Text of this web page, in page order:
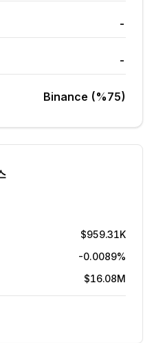
-
-
Binance (%75)
$959.31K
-0.0089%
$16.08M